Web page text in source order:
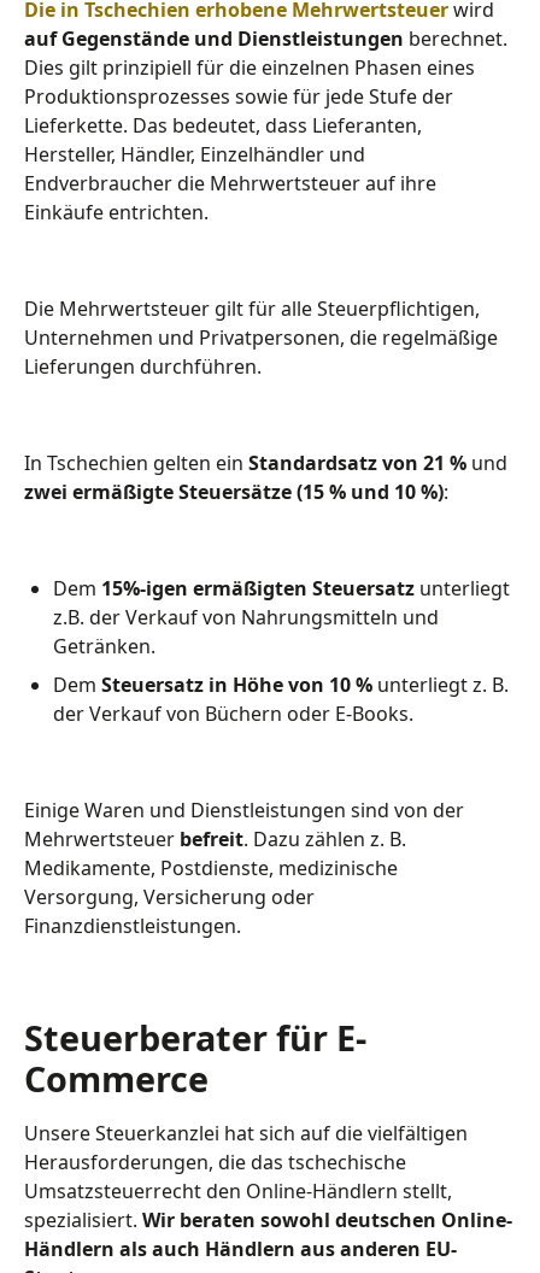
Die in Tschechien erhobene Mehrwertsteuerwird
auf Gegenstände und Dienstleistungen berechnet.
Dies gilt prinzipiell für die einzelnen Phasen eines
Produktionsprozesses sowie für jede Stufe der
Lieferkette. Das bedeutet, dass Lieferanten,
Hersteller, Händler, Einzelhändler und
Endverbraucher die Mehrwertsteuer auf ihre
Einkäufe entrichten.
Die Mehrwertsteuer gilt für alle Steuerpflichtigen,
Unternehmen und Privatpersonen, die regelmäßige
Lieferungen durchführen.
In Tschechien gelten ein Standardsatz von 21 % und
zwei ermäßigte Steuersätze (15 % und 10 %):
Dem 15%-igen ermäßigten Steuersatz unterliegt
z.B. der Verkauf von Nahrungsmitteln und
Getränken.
Dem Steuersatz in Höhe von 10 % unterliegt z. B.
der Verkauf von Büchern oder E-Books.
Einige Waren und Dienstleistungen sind von der
Mehrwertsteuer befreit. Dazu zählen z. B.
Medikamente, Postdienste, medizinische
Versorgung, Versicherung oder
Finanzdienstleistungen.
Steuerberater für E-
Commerce
Unsere Steuerkanzlei hat sich auf die vielfältigen
Herausforderungen, die das tschechische
Umsatzsteuerrecht den Online-Händlern stellt,
spezialisiert. Wir beraten sowohl deutschen Online-
Händlern als auch Händlern aus anderen EU-